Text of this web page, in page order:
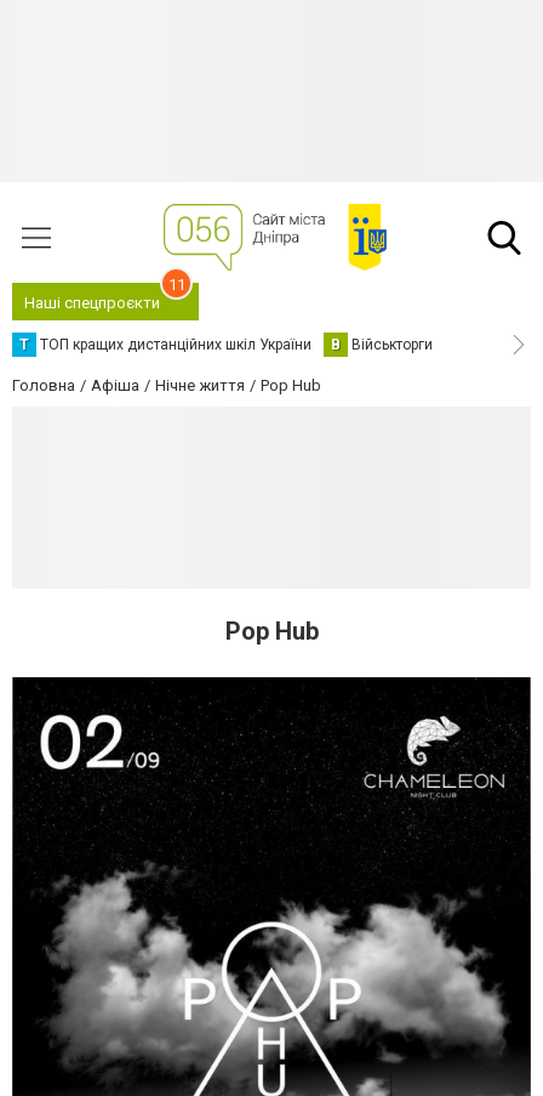
Наші спецпроєкти
11
Т ТОП кращих дистанційних шкіл України В Військторги
Головна Афіша Нічне життя Pop Hub
Pop Hub